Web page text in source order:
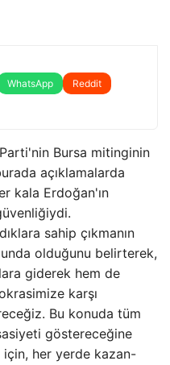
WhatsApp
Reddit
Bursa mitinginin
açıklamalarda
kala Erdoğan'ın
sahip çıkmanın
olduğunu belirterek,
giderek hem de
karşı
Bu konuda tüm
göstereceğine
için, her yerde kazan-